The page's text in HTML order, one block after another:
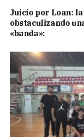
Juicio por Loan:
obstaculizando
«banda»: